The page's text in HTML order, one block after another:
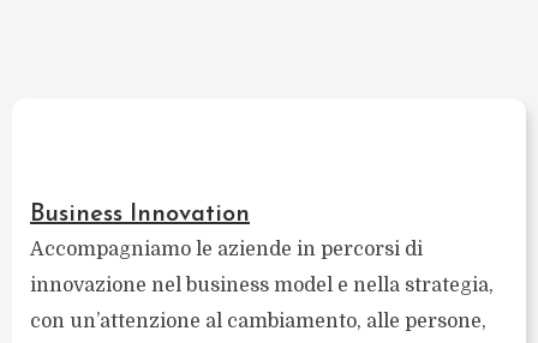
Business Innovation
Accompagniamo le aziende in percorsi di
innovazione nel business model e nella strategia,
con un’attenzione al cambiamento, alle persone,